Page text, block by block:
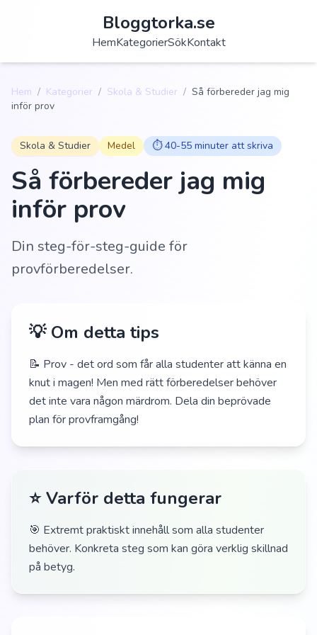
Bloggtorka.se
HemKategorierSökKontakt
Hem / Kategorier / Skola & Studier / Så förbereder jag mig
inför prov
Skola & Studier Medel ⏱️40-55 minuter att skriva
Så förbereder jag mig
inför prov
Din steg-för-steg-guide för
provförberedelser.
💡 Om detta tips
📝 Prov - det ord som får alla studenter att känna en
knut i magen! Men med rätt förberedelser behöver
det inte vara någon märdrom. Dela din beprövade
plan för provframgång!
⭐ Varför detta fungerar
🎯 Extremt praktiskt innehåll som alla studenter
behöver. Konkreta steg som kan göra verklig skillnad
på betyg.